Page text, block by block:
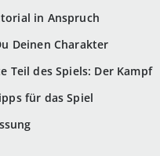
in Anspruch
Deinen Charakter
Teil des Spiels: Der Kampf
für das Spiel